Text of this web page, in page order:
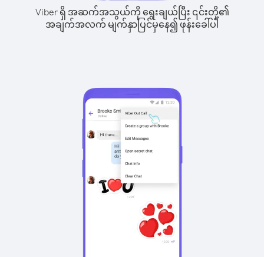
Viber ရှိ အဆက်အသွယ်ကို ရွေးချယ်ပြီး ၎င်းတို့၏
အချက်အလက် မျက်နှာပြင်မှနေ၍ ဖုန်းခေါ်ပါ